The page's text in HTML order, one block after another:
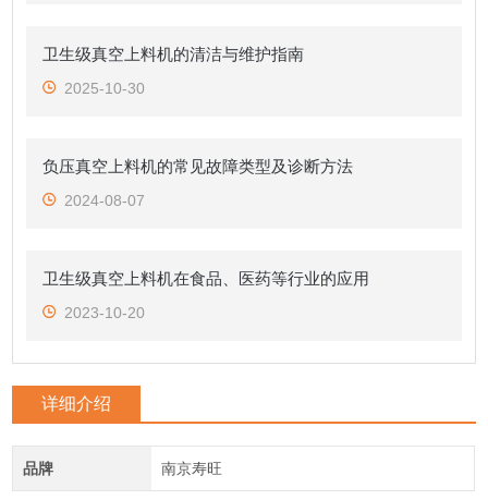
卫生级真空上料机的清洁与维护指南
2025-10-30
负压真空上料机的常见故障类型及诊断方法
2024-08-07
卫生级真空上料机在食品、医药等行业的应用
2023-10-20
详细介绍
品牌 南京寿旺